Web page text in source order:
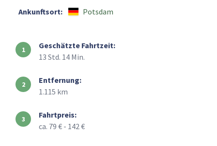
Ankunftsort:
Potsdam
Geschätzte Fahrtzeit:
13 Std. 14 Min.
Entfernung:
1.115 km
Fahrtpreis:
ca. 79 € - 142 €